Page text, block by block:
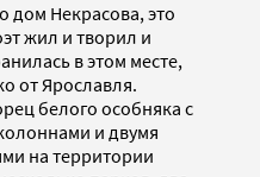
дом Некрасова, это
жил и творил и
в этом месте,
от Ярославля.
белого особняка с
и двумя
на территории